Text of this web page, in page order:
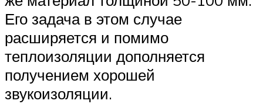
Его задача в этом случае
расширяется и помимо
теплоизоляции дополняется
получением хорошей
звукоизоляции.